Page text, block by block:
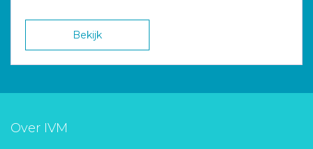
Bekijk
Over IVM